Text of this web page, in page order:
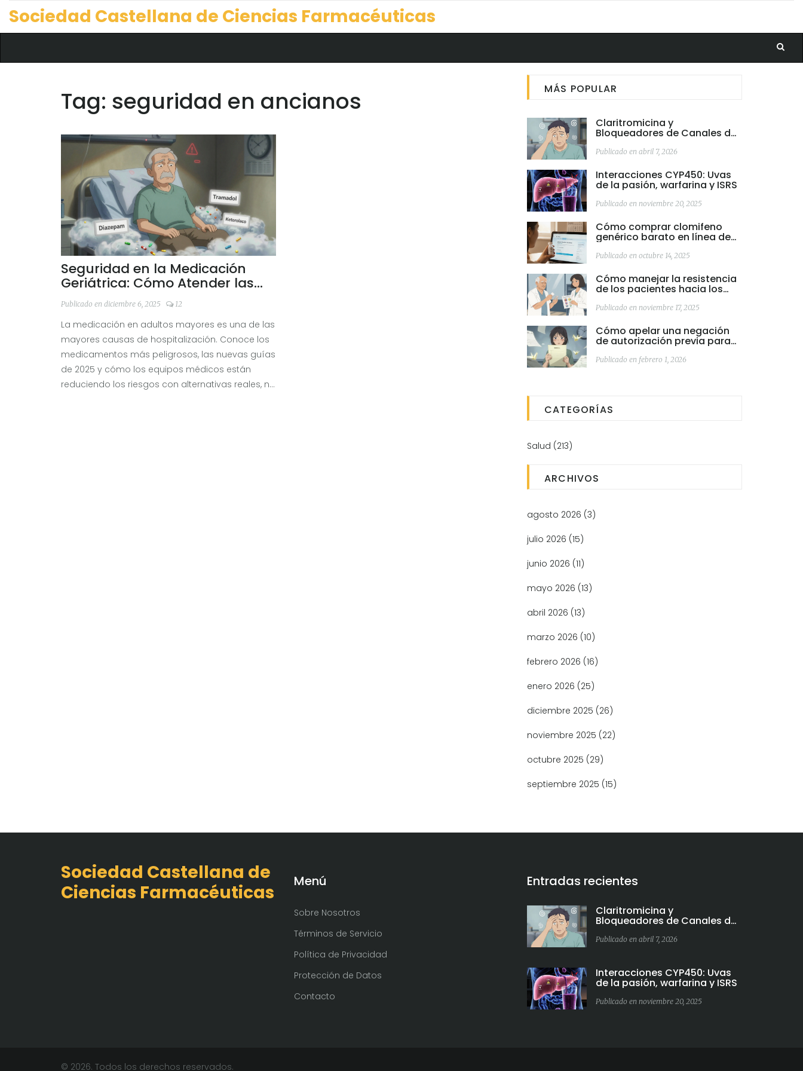
Sociedad Castellana de Ciencias Farmacéuticas
Tag: seguridad en ancianos
Seguridad en la Medicación
Geriátrica: Cómo Atender las
Necesidades Reales de los
Pacientes Mayores
Publicado en diciembre 6, 2025 12
La medicación en adultos mayores es una de las
mayores causas de hospitalización. Conoce los
medicamentos más peligrosos, las nuevas guías
de 2025 y cómo los equipos médicos están
reduciendo los riesgos con alternativas reales, no
MÁS POPULAR
Claritromicina y
Bloqueadores de Canales de
y Cómo Evitarlo
Publicado en abril 7, 2026
Interacciones CYP450: Uvas
de la pasión, warfarina y ISRS
Publicado en noviembre 20, 2025
Cómo comprar clomifeno
genérico barato en línea de
Publicado en octubre 14, 2025
Cómo manejar la resistencia
de los pacientes hacia los
estrategias de comunicación
Publicado en noviembre 17, 2025
Cómo apelar una negación
de autorización previa para
Publicado en febrero 1, 2026
CATEGORÍAS
Salud (213)
ARCHIVOS
agosto 2026 (3)
julio 2026 (15)
junio 2026 (11)
mayo 2026 (13)
abril 2026 (13)
marzo 2026 (10)
febrero 2026 (16)
enero 2026 (25)
diciembre 2025 (26)
noviembre 2025 (22)
octubre 2025 (29)
septiembre 2025 (15)
Sociedad Castellana de
Ciencias Farmacéuticas
Menú
Sobre Nosotros
Términos de Servicio
Política de Privacidad
Protección de Datos
Contacto
Entradas recientes
Claritromicina y
Bloqueadores de Canales de
y Cómo Evitarlo
Publicado en abril 7, 2026
Interacciones CYP450: Uvas
de la pasión, warfarina y ISRS
Publicado en noviembre 20, 2025
© 2026. Todos los derechos reservados.